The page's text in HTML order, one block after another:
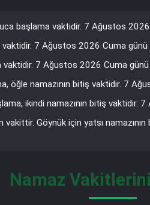
başlama vaktidir. 7 Ağustos
vaktidir. 7 Ağustos 2026 Cuma
vaktidir. 7 Ağustos 2026 Cuma
öğle namazının bitiş vaktidir. 7
ikindi namazının bitiş
vakittir. Göynük için yatsı
Namaz